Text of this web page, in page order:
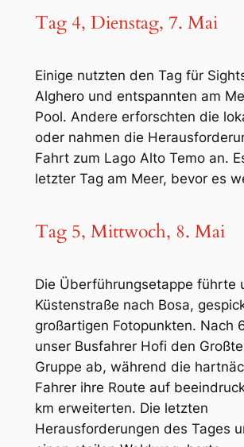
Tag 4, Dienstag, 7. Mai
Einige nutzten den Tag für
Alghero und entspannten am
Pool. Andere erforschten die
oder nahmen die
Fahrt zum Lago Alto Temo an.
letzter Tag am Meer, bevor es
Tag 5, Mittwoch, 8. Mai
Die Überführungsetappe führte
Küstenstraße nach Bosa,
großartigen Fotopunkten. Nach
unser Busfahrer Hofi den
Gruppe ab, während die
Fahrer ihre Route auf
km erweiterten. Die letzten
Herausforderungen des Tages